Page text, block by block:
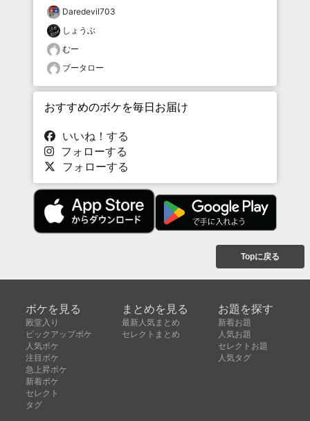
Daredevil703
しょうぶ
むー
ブータロー
おすすめのボケを毎日お届け
いいね！する
フォローする
フォローする
Topに戻る
ボケを見る
殿堂入り
ピックアップボケ
人気ボケ
注目ボケ
急上昇ボケ
新着ボケ
セレクト
タグ
まとめを見る
最新人気まとめ
セレクトまとめ
お題を探す
新着お題
人気お題
セレクトお題
人気タグ